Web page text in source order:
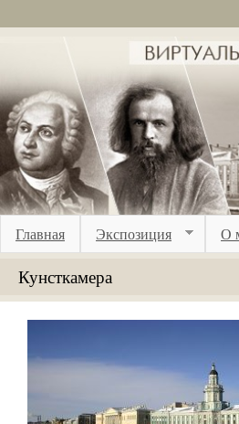
Главная Экспозиция О
Кунсткамера